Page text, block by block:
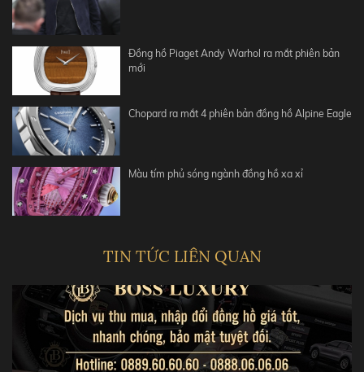
Đồng hồ Piaget Andy Warhol ra mắt phiên bản
mới
Chopard ra mắt 4 phiên bản đồng hồ Alpine Eagle
Màu tím phủ sóng ngành đồng hồ xa xỉ
TIN TỨC LIÊN QUAN